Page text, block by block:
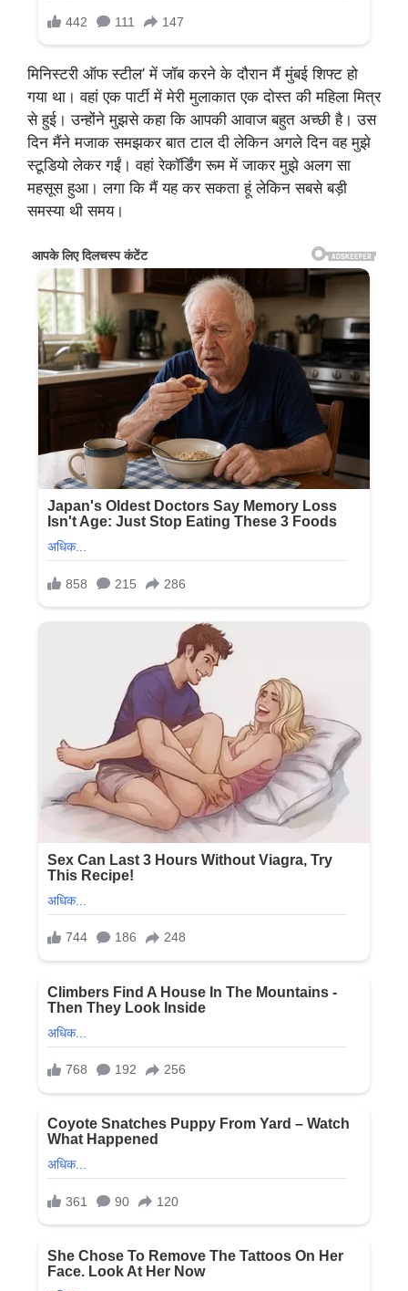
मिनिस्टरी ऑफ स्टील’ में जॉब करने के दौरान मैं मुंबई शिफ्ट हो
गया था। वहां एक पार्टी में मेरी मुलाकात एक दोस्त की महिला मित्र
से हुई। उन्होंने मुझसे कहा कि आपकी आवाज बहुत अच्छी है। उस
दिन मैंने मजाक समझकर बात टाल दी लेकिन अगले दिन वह मुझे
स्टूडियो लेकर गईं। वहां रेकॉर्डिंग रूम में जाकर मुझे अलग सा
महसूस हुआ। लगा कि मैं यह कर सकता हूं लेकिन सबसे बड़ी
समस्या थी समय।